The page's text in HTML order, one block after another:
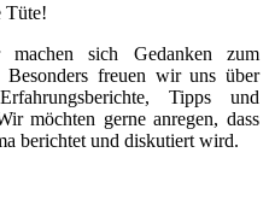
Tüte!
sich Gedanken zum
freuen wir uns über
Tipps und
möchten gerne anregen, dass
berichtet und diskutiert wird.